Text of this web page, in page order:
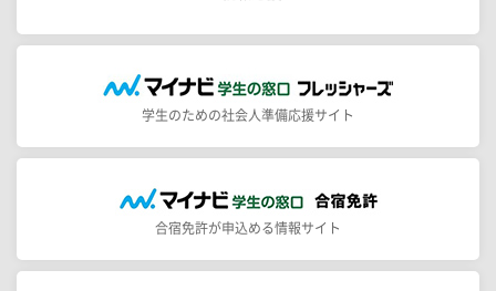
学生のための社会人準備応援サイト
合宿免許が申込める情報サイト